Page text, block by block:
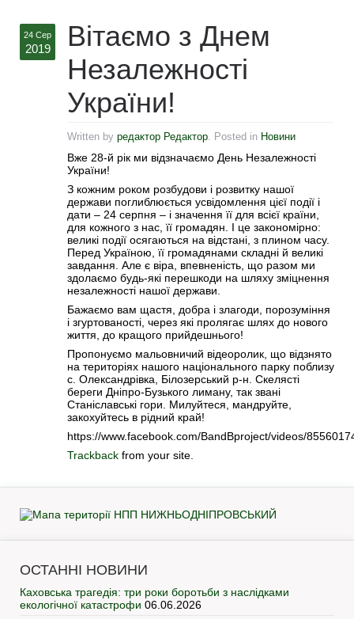
24 Сер
2019
Вітаємо з Днем
Незалежності
України!
Written by редактор Редактор. Posted in Новини
Вже 28-й рік ми відзначаємо День Незалежності
України!
З кожним роком розбудови і розвитку нашої
держави поглиблюється усвідомлення цієї події і
дати – 24 серпня – і значення її для всієї країни,
для кожного з нас, її громадян. І це закономірно:
великі події осягаються на відстані, з плином часу.
Перед Україною, її громадянами складні й великі
завдання. Але є віра, впевненість, що разом ми
здолаємо будь-які перешкоди на шляху зміцнення
незалежності нашої держави.
Бажаємо вам щастя, добра і злагоди, порозуміння
і згуртованості, через які пролягає шлях до нового
життя, до кращого прийдешнього!
Пропонуємо мальовничий відеоролик, що відзнято
на територіях нашого національного парку поблизу
с. Олександрівка, Білозерський р-н. Скелясті
береги Дніпро-Бузького лиману, так звані
Станіславські гори. Милуйтеся, мандруйте,
закохуйтесь в рідний край!
https://www.facebook.com/BandBproject/videos/
Trackback from your site.
ОСТАННІ НОВИНИ
Каховська трагедія: три роки боротьби з наслідками
екологічної катастрофи 06.06.2026